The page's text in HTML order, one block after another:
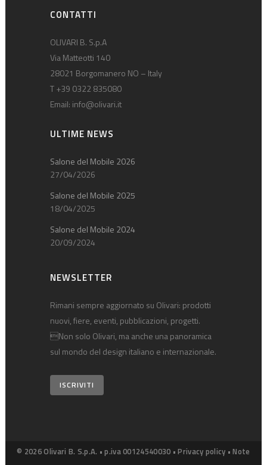
CONTATTI
OLIVARI B. S.p.A
Via Matteotti 140
28021 Borgomanero NO – Italy
T +39 0322 835080
Email: info@olivari.it
ULTIME NEWS
Salone del Mobile 2026
27/04/2026
Salone del Mobile 2025
18/04/2025
Salone del Mobile 2024
20/09/2024
NEWSLETTER
Rimani sempre aggiornato su Olivari: prodotti
nuovi, fiere, eventi, pubblicazioni, progetti.
Non solo Olivari, ma anche una panoramica
sul mondo del design italiano e internazionale.
ISCRIVITI
© 2026 Olivari B. S.p.A. • p.iva 00124540030 •Privacy policy •Note